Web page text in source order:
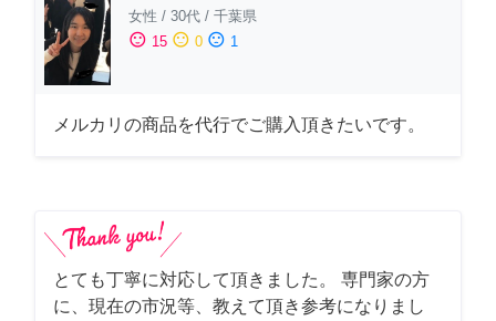
女性 / 30代 / 千葉県
sentiment_satisfied 15 sentiment_neutral 0 sentiment_dissatisfied 1
メルカリの商品を代行でご購入頂きたいです。
とても丁寧に対応して頂きました。 専門家の方
に、現在の市況等、教えて頂き参考になりまし